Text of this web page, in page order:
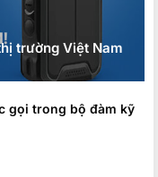
trường Việt Nam
gọi trong bộ đàm kỹ